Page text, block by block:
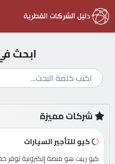
دخول
التسجيل
English
ابحث
شركات مميزة
كيو للتأجير السيارات